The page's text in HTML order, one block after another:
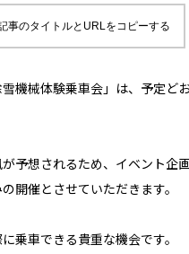
事のタイトルとURLをコピーする
機械体験乗車会」は、予定ど
予想されるため、イベント企
開催とさせていただきます。
乗車できる貴重な機会です。